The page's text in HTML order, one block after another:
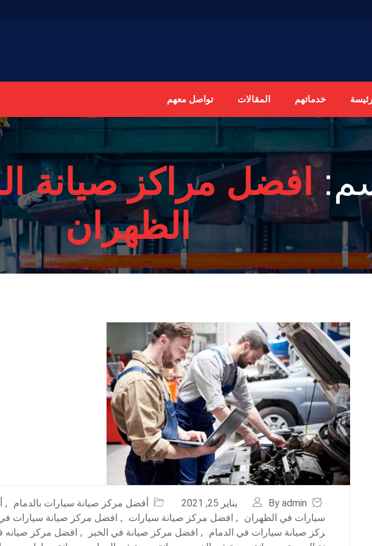
خدماتهم المقالات تواصل معهم
افضل مراكز صيانة
الظهران
By admin يناير 25, 2021 أفضل مركز صيانة سيارات بالدمام ,
سيارات في الظهران
, افضل مركز صيانة سيارات , افضل مركز صيانة سيارات في
ركز صيانة سيارات في الدمام
, افضل مركز صيانة في الخبر , افضل مركز صيانه